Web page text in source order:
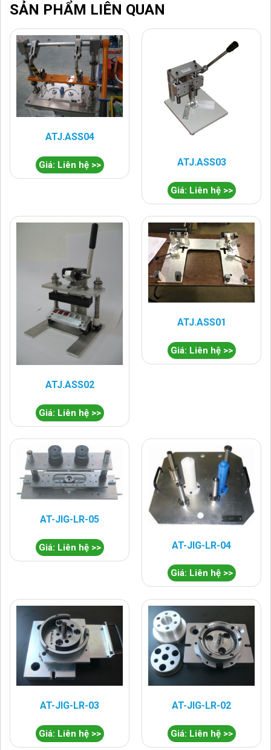
SẢN PHẨM LIÊN QUAN
ATJ.ASS04
Giá: Liên hệ >> ATJ.ASS03
Giá: Liên hệ >>
ATJ.ASS02
Giá: Liên hệ >>
ATJ.ASS01
Giá: Liên hệ >>
AT-JIG-LR-05
Giá: Liên hệ >> AT-JIG-LR-04
Giá: Liên hệ >>
AT-JIG-LR-03
Giá: Liên hệ >>
AT-JIG-LR-02
Giá: Liên hệ >>